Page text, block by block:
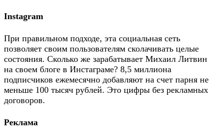
Instagram
При правильном подходе, эта социальная сеть
позволяет своим пользователям сколачивать целые
состояния. Сколько же зарабатывает Михаил Литвин
на своем блоге в Инстаграме? 8,5 миллиона
подписчиков ежемесячно добавляют на счет парня не
меньше 100 тысяч рублей. Это цифры без рекламных
договоров.
Реклама